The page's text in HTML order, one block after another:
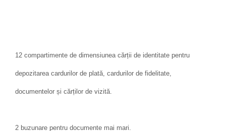
12 compartimente de dimensiunea cărții de identitate pentru
depozitarea cardurilor de plată, cardurilor de fidelitate,
documentelor și cărților de vizită.
2 buzunare pentru documente mai mari.